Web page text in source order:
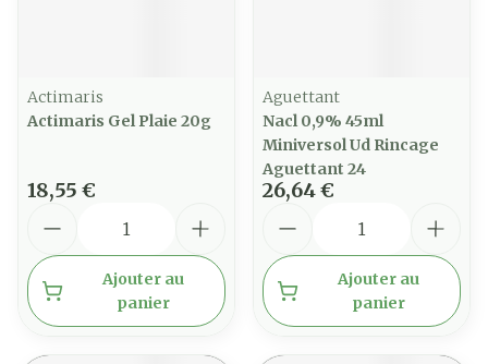
Actimaris
Actimaris Gel Plaie 20g
18,55 €
Ajouter au
panier
Aguettant
Nacl 0,9% 45ml
Miniversol Ud Rincage
Aguettant 24
26,64 €
Ajouter au
panier